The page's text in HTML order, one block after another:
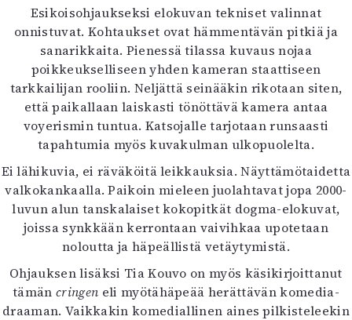
Esikoisohjaukseksi elokuvan tekniset valinnat
onnistuvat. Kohtaukset ovat hämmentävän pitkiä ja
sanarikkaita. Pienessä tilassa kuvaus nojaa
poikkeukselliseen yhden kameran staattiseen
tarkkailijan rooliin. Neljättä seinääkin rikotaan siten,
että paikallaan laiskasti tönöttävä kamera antaa
voyerismin tuntua. Katsojalle tarjotaan runsaasti
tapahtumia myös kuvakulman ulkopuolelta.
Ei lähikuvia, ei räväköitä leikkauksia. Näyttämötaidetta
valkokankaalla. Paikoin mieleen juolahtavat jopa 2000-
luvun alun tanskalaiset kokopitkät dogma-elokuvat,
joissa synkkään kerrontaan vaivihkaa upotetaan
noloutta ja häpeällistä vetäytymistä.
Ohjauksen lisäksi Tia Kouvo on myös käsikirjoittanut
tämäncringen eli myötähäpeää herättävän komedia-
draaman. Vaikkakin komediallinen aines pilkisteleekin